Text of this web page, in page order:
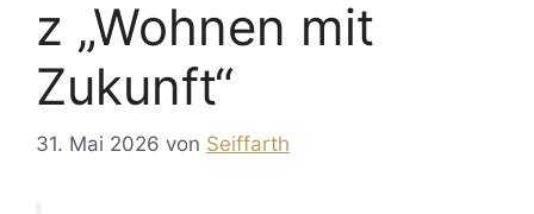
z „Wohnen mit
Zukunft“
31. Mai 2026 von Seiffarth